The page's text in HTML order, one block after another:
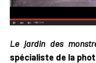
Le jardin des
spécialiste de la